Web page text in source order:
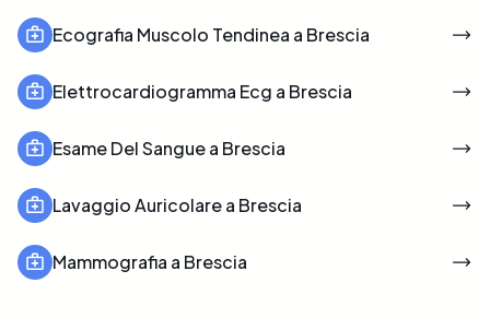
Ecografia Muscolo Tendinea a Brescia
Elettrocardiogramma Ecg a Brescia
Esame Del Sangue a Brescia
Lavaggio Auricolare a Brescia
Mammografia a Brescia